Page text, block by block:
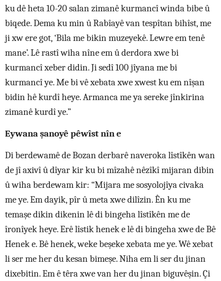
ku dê heta 10-20 salan zimanê kurmancî winda bibe û
biqede. Dema ku min û Rabîayê van tespîtan bihîst, me
ji xw ere got, ‘Bila me bikin muzeyekê. Lewre em tenê
mane’. Lê rastî wiha nîne em û derdora xwe bi
kurmancî xeber didin. Ji sedî 100 jîyana me bi
kurmancî ye. Me bi vê xebata xwe xwest ku em nîşan
bidin hê kurdî heye. Armanca me ya sereke jînkirina
zimanê kurdî ye.”
Eywana şanoyê pêwîst nîn e
Di berdewamê de Bozan derbarê naveroka lîstîkên wan
de jî axivî û dîyar kir ku bi mîzahê nêzîkî mijaran dibin
û wiha berdewam kir: “Mijara me sosyolojîya civaka
me ye. Em dayik, pîr û meta xwe dilîzin. Ên ku me
temaşe dikin dikenin lê di bingeha lîstîkên me de
îronîyek heye. Erê lîstik henek e lê di bingeha xwe de Bê
Henek e. Bê henek, weke beşeke xebata me ye. Wê xebat
li ser me her du kesan bimeşe. Niha em li ser du jinan
dixebitin. Em ê têra xwe van her du jinan biguvêşin. Çi